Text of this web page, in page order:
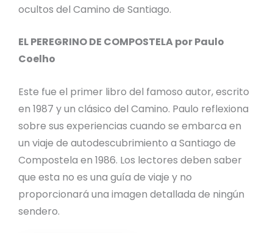
ocultos del Camino de Santiago.
EL PEREGRINO DE COMPOSTELA por Paulo
Coelho
Este fue el primer libro del famoso autor, escrito
en 1987 y un clásico del Camino. Paulo reflexiona
sobre sus experiencias cuando se embarca en
un viaje de autodescubrimiento a Santiago de
Compostela en 1986. Los lectores deben saber
que esta no es una guía de viaje y no
proporcionará una imagen detallada de ningún
sendero.